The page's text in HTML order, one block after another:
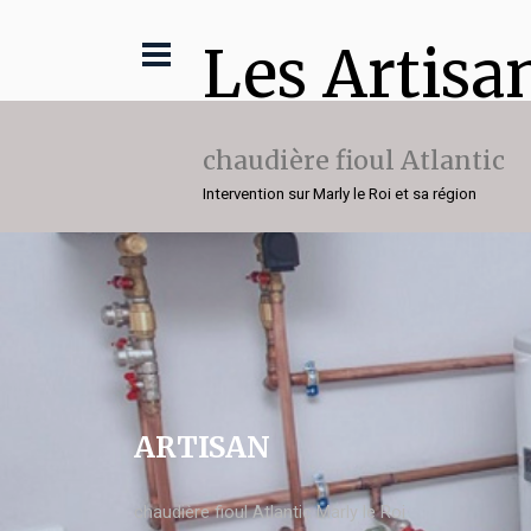
Les
chaudière fioul Atlantic
Intervention sur Marly le Roi et sa région
ARTISAN
chaudière fioul Atlantic Marly le Roi